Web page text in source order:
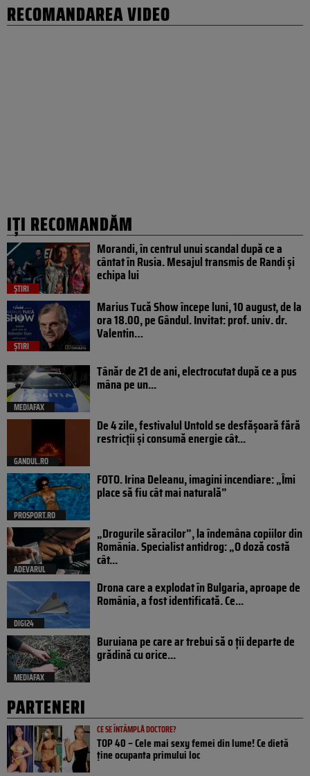
RECOMANDAREA VIDEO
IȚI RECOMANDĂM
ȘTIRI
Morandi, în centrul unui scandal după ce a
cântat în Rusia. Mesajul transmis de Randi și
echipa lui
ȘTIRI
Marius Tucă Show începe luni, 10 august, de la
ora 18.00, pe Gândul. Invitat: prof. univ. dr.
Valentin…
MEDIAFAX
Tânăr de 21 de ani, electrocutat după ce a pus
mâna pe un...
GANDUL.RO
De 4 zile, festivalul Untold se desfășoară fără
restricții și consumă energie cât...
PROSPORT.RO
FOTO. Irina Deleanu, imagini incendiare: „Îmi
place să fiu cât mai naturală”
ADEVARUL
„Drogurile săracilor”, la îndemâna copiilor din
România. Specialist antidrog: „O doză costă
cât...
DIGI24
Drona care a explodat în Bulgaria, aproape de
România, a fost identificată. Ce...
MEDIAFAX
Buruiana pe care ar trebui să o ții departe de
grădină cu orice...
PARTENERI
CE SE ÎNTÂMPLĂ DOCTORE?
TOP 40 – Cele mai sexy femei din lume! Ce dietă
ține ocupanta primului loc